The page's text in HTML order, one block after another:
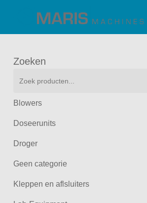
main
Zoeken
Blowers
Doseerunits
Droger
Geen categorie
Kleppen en aflsluiters